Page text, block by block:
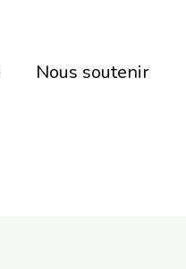
Nous soutenir